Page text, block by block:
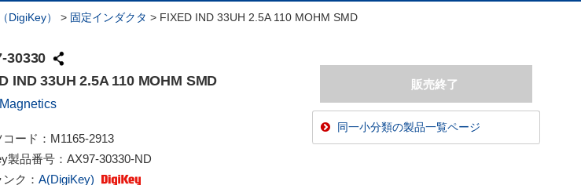
DigiKey） > 固定インダクタ > FIXED IND 33UH 2.5A 110 MOHM SMD
30330
IND 33UH 2.5A 110 MOHM SMD
ード： M1165-2913
製品番号： AX97-30330-ND
ク： A(DigiKey)
同一小分類の製品一覧ページ